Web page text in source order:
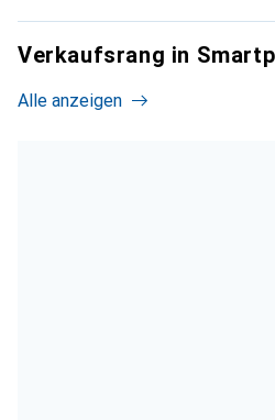
Verkaufsrang in
Alle anzeigen